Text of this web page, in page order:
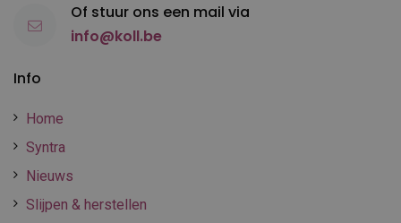
Info
Home
Syntra
Nieuws
Slijpen & herstellen
Of stuur ons een mail via
info@koll.be